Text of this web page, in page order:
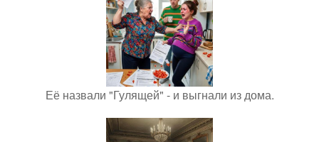
Её назвали "Гулящей" - и выгнали из дома.